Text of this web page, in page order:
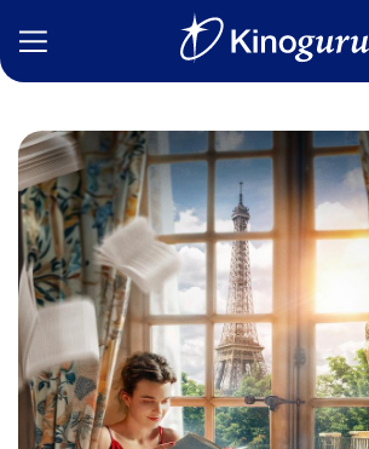
Фильмы
Статьи
Сериалы
Новости
Подборки
Рецензии